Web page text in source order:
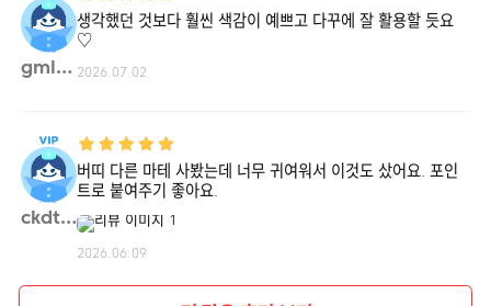
gmlwj**
생각했던 것보다 훨씬 색감이 예쁘고 다꾸에 잘 활용할 듯요
♡
2026.07.02
ckdtn**
버띠 다른 마테 사봤는데 너무 귀여워서 이것도 샀어요. 포인
트로 붙여주기 좋아요.
2026.06.09